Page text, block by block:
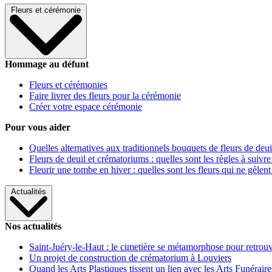
Fleurs et cérémonie
Hommage au défunt
Fleurs et cérémonies
Faire livrer des fleurs pour la cérémonie
Créer votre espace cérémonie
Pour vous aider
Quelles alternatives aux traditionnels bouquets de fleurs de
Fleurs de deuil et crématoriums : quelles sont les règles à
Fleurir une tombe en hiver : quelles sont les fleurs qui ne gèlent
Actualités
Nos actualités
Saint-Juéry-le-Haut : le cimetière se métamorphose pour
Un projet de construction de crématorium à Louviers
Quand les Arts Plastiques tissent un lien avec les Arts